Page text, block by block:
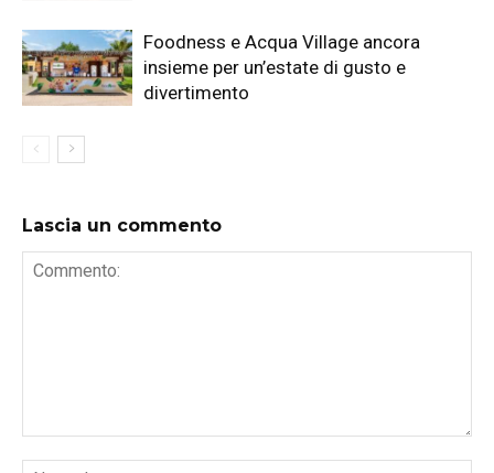
Foodness e Acqua Village ancora
insieme per un’estate di gusto e
divertimento
Lascia un commento